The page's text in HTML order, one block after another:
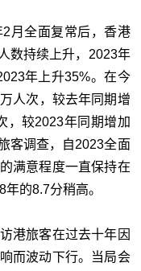
月全面复常后，香港
数持续上升，2023年
年上升35%。在今
人次，较去年同期增
，较2023年同期增加
客调查，自2023全面
满意程度一直保持在
的8.7分稍高。
港旅客在过去十年因
而波动下行。当局会